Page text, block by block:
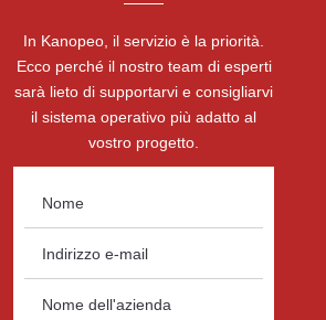
In Kanopeo, il servizio è la priorità.
Ecco perché il nostro team di esperti
sarà lieto di supportarvi e consigliarvi
il sistema operativo più adatto al
vostro progetto.